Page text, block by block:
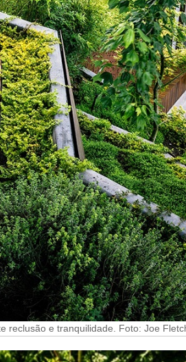
reclusão e tranquilidade. Foto: Joe